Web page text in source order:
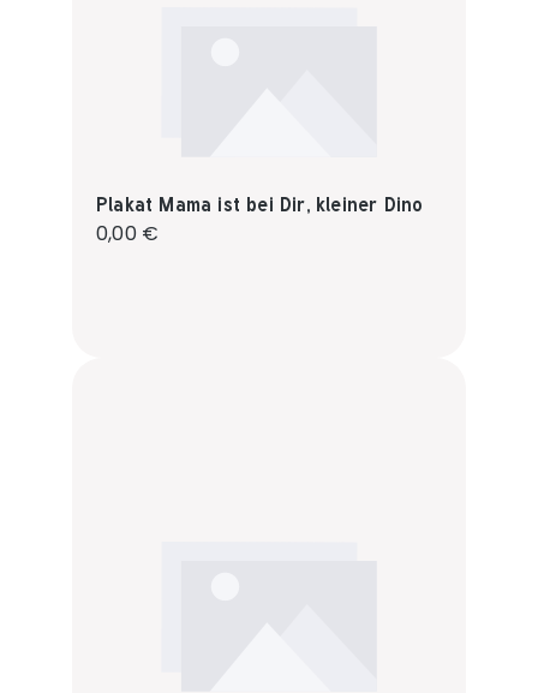
Plakat Mama ist bei Dir, kleiner Dino
Regulärer Preis:
0,00 €